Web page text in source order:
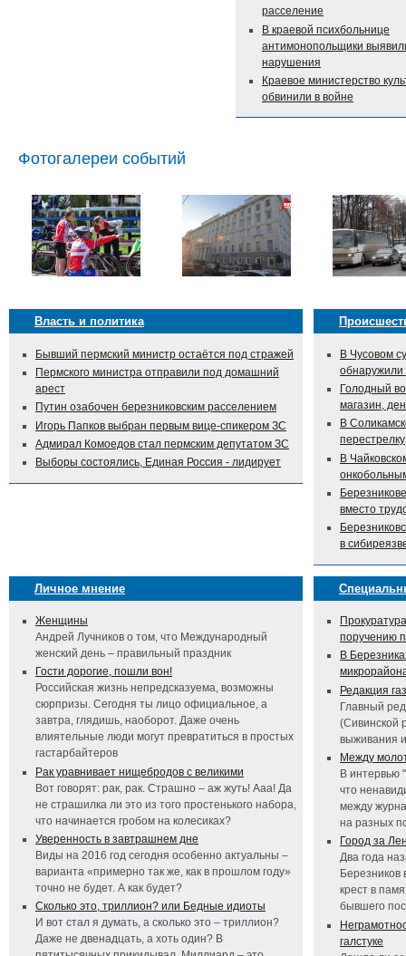
расселение
В краевой психбольнице
антимонопольщики
нарушения
Краевое министерство
обвинили в войне
Фотогалереи событий
Власть и политика
Бывший пермский министр остаётся под стражей
Пермского министра отправили под домашний
арест
Путин озабочен березниковским расселением
Игорь Папков выбран первым вице-спикером ЗС
Адмирал Комоедов стал пермским депутатом ЗС
Выборы состоялись, Единая Россия - лидирует
В Чусовом
Голодный
магазин,
В
перестрелку
В
вместо
в
Личное мнение
Женщины
Андрей Лучников о том, что Международный
женский день – правильный праздник
Гости дорогие, пошли вон!
Российская жизнь непредсказуема, возможны
сюрпризы. Сегодня ты лицо официальное, а
завтра, глядишь, наоборот. Даже очень
влиятельные люди могут превратиться в простых
гастарбайтеров
Рак уравнивает нищебродов с великими
Вот говорят: рак, рак. Страшно – аж жуть! Ааа! Да
не страшилка ли это из того простенького набора,
что начинается гробом на колесиках?
Уверенность в завтрашнем дне
Виды на 2016 год сегодня особенно актуальны –
варианта «примерно так же, как в прошлом году»
точно не будет. А как будет?
Сколько это, триллион? или Бедные идиоты
И вот стал я думать, а сколько это – триллион?
Даже не двенадцать, а хоть один? В
поручению
В
Редакция
Главный
(Сивинской
выживания
Между
В интервью
что
между
на разных
Город за
Два года
Березников
крест в
бывшего
галстуке